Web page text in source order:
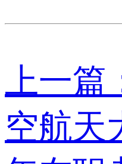
上一篇
空航天